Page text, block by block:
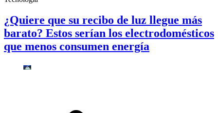
¿Quiere que su recibo de luz llegue más
barato? Estos serían los electrodomésticos
que menos consumen energía